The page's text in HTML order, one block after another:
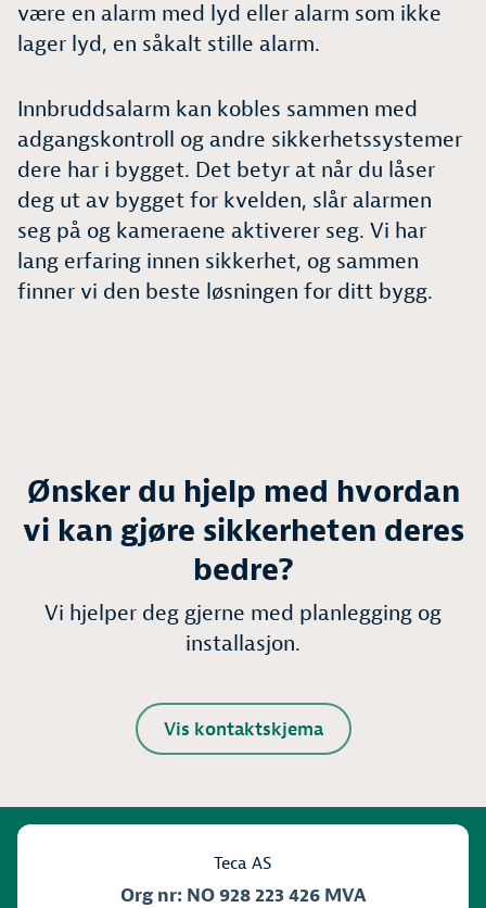
være en alarm med lyd eller alarm som ikke
lager lyd, en såkalt stille alarm.
Innbruddsalarm kan kobles sammen med
adgangskontroll og andre sikkerhetssystemer
dere har i bygget. Det betyr at når du låser
deg ut av bygget for kvelden, slår alarmen
seg på og kameraene aktiverer seg. Vi har
lang erfaring innen sikkerhet, og sammen
finner vi den beste løsningen for ditt bygg.
Ønsker du hjelp med hvordan
vi kan gjøre sikkerheten deres
bedre?
Vi hjelper deg gjerne med planlegging og
installasjon.
Vis kontaktskjema
Teca AS
Org nr: NO 928 223 426 MVA